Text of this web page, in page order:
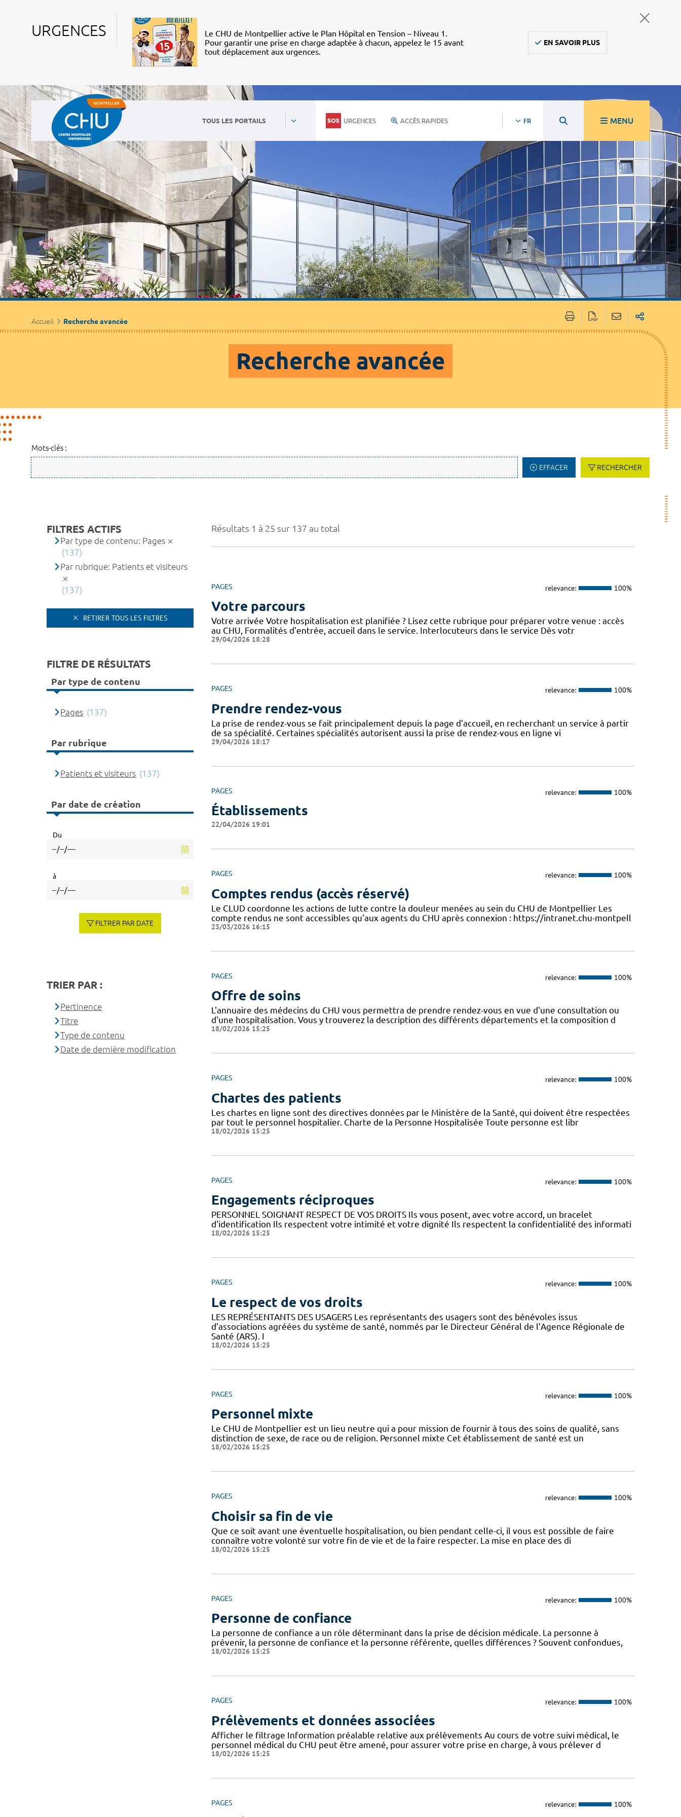
URGENCES
Le CHU de Montpellier active le Plan Hôpital en Tension – Niveau 1.
Pour garantir une prise en charge adaptée à chacun, appelez le 15 avant
tout déplacement aux urgences.
EN SAVOIR PLUS
TOUS LES PORTAILS URGENCES ACCÈS RAPIDES FR MENU
Accueil Recherche avancée
Recherche avancée
Mots-clés :
EFFACER RECHERCHER
Résultats 1 à 25 sur 137 au total
PAGES relevance: 100%
Votre parcours
Votre arrivée Votre hospitalisation est planifiée ? Lisez cette rubrique pour préparer votre venue : accès
au CHU, Formalités d'entrée, accueil dans le service. Interlocuteurs dans le service Dès votr
29/04/2026 18:28
PAGES relevance: 100%
Prendre rendez-vous
La prise de rendez-vous se fait principalement depuis la page d'accueil, en recherchant un service à partir
de sa spécialité. Certaines spécialités autorisent aussi la prise de rendez-vous en ligne vi
29/04/2026 18:17
PAGES relevance: 100%
Établissements
22/04/2026 19:01
PAGES relevance: 100%
Comptes rendus (accès réservé)
Le CLUD coordonne les actions de lutte contre la douleur menées au sein du CHU de Montpellier Les
compte rendus ne sont accessibles qu'aux agents du CHU après connexion : https://intranet.chu-montpell
23/03/2026 16:15
PAGES relevance: 100%
Offre de soins
L'annuaire des médecins du CHU vous permettra de prendre rendez-vous en vue d'une consultation ou
d'une hospitalisation. Vous y trouverez la description des différents départements et la composition d
18/02/2026 15:25
PAGES relevance: 100%
Chartes des patients
Les chartes en ligne sont des directives données par le Ministère de la Santé, qui doivent être respectées
par tout le personnel hospitalier. Charte de la Personne Hospitalisée Toute personne est libr
18/02/2026 15:25
PAGES relevance: 100%
Engagements réciproques
PERSONNEL SOIGNANT RESPECT DE VOS DROITS Ils vous posent, avec votre accord, un bracelet
d'identification Ils respectent votre intimité et votre dignité Ils respectent la confidentialité des informati
18/02/2026 15:25
PAGES relevance: 100%
Le respect de vos droits
LES REPRÉSENTANTS DES USAGERS Les représentants des usagers sont des bénévoles issus
d’associations agréées du système de santé, nommés par le Directeur Général de l’Agence Régionale de
Santé (ARS). I
18/02/2026 15:25
PAGES relevance: 100%
Personnel mixte
Le CHU de Montpellier est un lieu neutre qui a pour mission de fournir à tous des soins de qualité, sans
distinction de sexe, de race ou de religion. Personnel mixte Cet établissement de santé est un
18/02/2026 15:25
PAGES relevance: 100%
Choisir sa fin de vie
Que ce soit avant une éventuelle hospitalisation, ou bien pendant celle-ci, il vous est possible de faire
connaître votre volonté sur votre fin de vie et de la faire respecter. La mise en place des di
18/02/2026 15:25
PAGES relevance: 100%
Personne de confiance
La personne de confiance a un rôle déterminant dans la prise de décision médicale. La personne à
prévenir, la personne de confiance et la personne référente, quelles différences ? Souvent confondues,
18/02/2026 15:25
PAGES relevance: 100%
Prélèvements et données associées
Afficher le filtrage Information préalable relative aux prélèvements Au cours de votre suivi médical, le
personnel médical du CHU peut être amené, pour assurer votre prise en charge, à vous prélever d
18/02/2026 15:25
PAGES relevance: 100%
FILTRES ACTIFS
Par type de contenu: Pages
(137)
Par rubrique: Patients et visiteurs
(137)
RETIRER TOUS LES FILTRES
FILTRE DE RÉSULTATS
Par type de contenu
Pages (137)
Par rubrique
Patients et visiteurs (137)
Par date de création
Du
à
FILTRER PAR DATE
TRIER PAR :
Pertinence
Titre
Type de contenu
Date de dernière modification